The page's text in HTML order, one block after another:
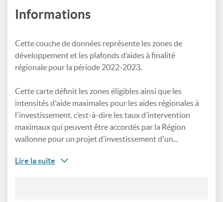
Informations
Cette couche de données représente les zones de
développement et les plafonds d’aides à finalité
régionale pour la période 2022-2023.
Cette carte définit les zones éligibles ainsi que les
intensités d'aide maximales pour les aides régionales à
l'investissement, c’est-à-dire les taux d’intervention
maximaux qui peuvent être accordés par la Région
wallonne pour un projet d’investissement d'un...
Lire la suite